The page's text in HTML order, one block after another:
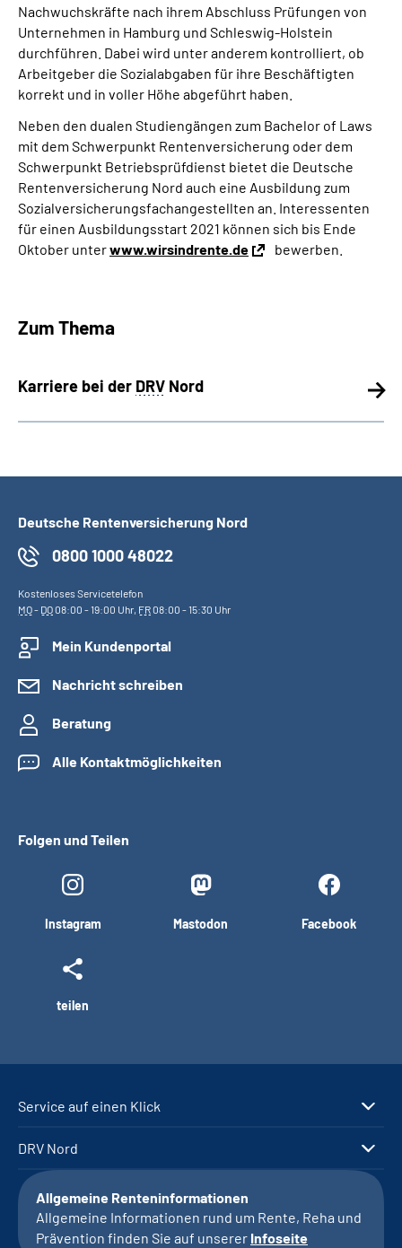
Nachwuchskräfte nach ihrem Abschluss Prüfungen von
Unternehmen in Hamburg und Schleswig-Holstein
durchführen. Dabei wird unter anderem kontrolliert, ob
Arbeitgeber die Sozialabgaben für ihre Beschäftigten
korrekt und in voller Höhe abgeführt haben.
Neben den dualen Studiengängen zum Bachelor of Laws
mit dem Schwerpunkt Rentenversicherung oder dem
Schwerpunkt Betriebsprüfdienst bietet die Deutsche
Rentenversicherung Nord auch eine Ausbildung zum
Sozialversicherungsfachangestellten an. Interessenten
für einen Ausbildungsstart 2021 können sich bis Ende
Oktober unterwww.wirsindrente.de bewerben.
Zum Thema
Karriere bei der DRV Nord
Deutsche Rentenversicherung Nord
0800 1000 48022
Kostenloses Servicetelefon
MO- DO08:00 - 19:00 Uhr, FR08:00 - 15:30 Uhr
Mein Kundenportal
Nachricht schreiben
Beratung
Alle Kontaktmöglichkeiten
Folgen und Teilen
Instagram Mastodon Facebook
teilen
Service auf einen Klick
DRV Nord
Allgemeine Renteninformationen
Allgemeine Informationen rund um Rente, Reha und
Prävention finden Sie auf unserer Infoseite